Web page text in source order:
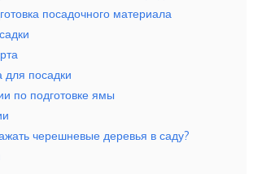
посадочного материала
посадки
по подготовке ямы
черешневые деревья в саду?